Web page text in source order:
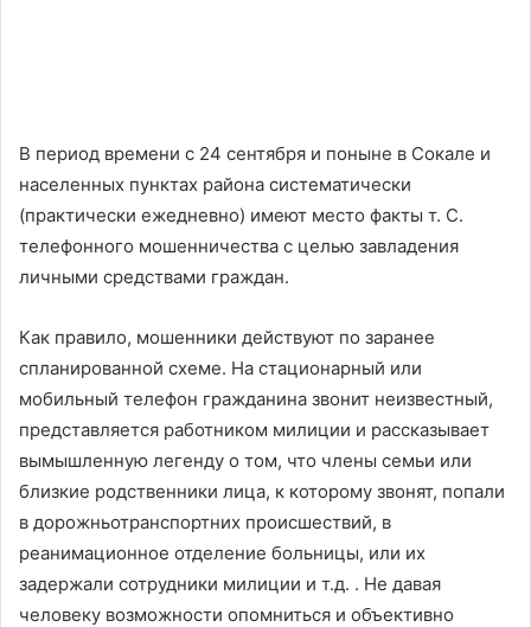
В период времени с 24 сентября и поныне в Сокале и
населенных пунктах района систематически
(практически ежедневно) имеют место факты т. С.
телефонного мошенничества с целью завладения
личными средствами граждан.
Как правило, мошенники действуют по заранее
спланированной схеме. На стационарный или
мобильный телефон гражданина звонит неизвестный,
представляется работником милиции и рассказывает
вымышленную легенду о том, что члены семьи или
близкие родственники лица, к которому звонят, попали
в дорожньотранспортних происшествий, в
реанимационное отделение больницы, или их
задержали сотрудники милиции и т.д. . Не давая
человеку возможности опомниться и объективно